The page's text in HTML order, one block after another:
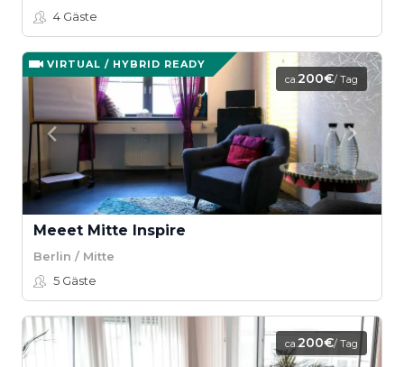
4 Gäste
VIRTUAL / HYBRID READY
ca.200€/ Tag
Meeet Mitte Inspire
Berlin / Mitte
5 Gäste
ca.200€/ Tag